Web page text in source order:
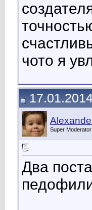
чото я
Super Moderator
Два